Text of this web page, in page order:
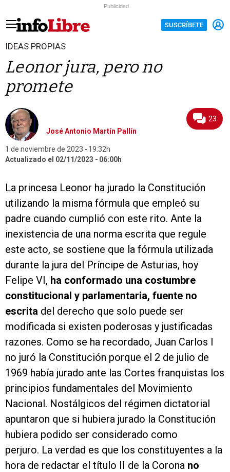
Publicidad
SUSCRÍBETE
IDEAS PROPIAS
Leonor jura, pero no
promete
José Antonio Martín Pallín
1 de noviembre de 2023
19:32h
Actualizado el 02/11/2023
06:00h
23
La princesa Leonor ha jurado la Constitución
utilizando la misma fórmula que empleó su
padre cuando cumplió con este rito. Ante la
inexistencia de una norma escrita que regule
este acto, se sostiene que la fórmula utilizada
durante la jura del Príncipe de Asturias, hoy
Felipe VI, ha conformado una costumbre
constitucional y parlamentaria, fuente no
escrita del derecho que solo puede ser
modificada si existen poderosas y justificadas
razones. Como se ha recordado, Juan Carlos I
no juró la Constitución porque el 2 de julio de
1969 había jurado ante las Cortes franquistas los
principios fundamentales del Movimiento
Nacional. Nostálgicos del régimen dictatorial
apuntaron que si hubiera jurado la Constitución
hubiera podido ser considerado como
perjuro. La verdad es que los constituyentes a la
hora de redactar el título II de la Corona no